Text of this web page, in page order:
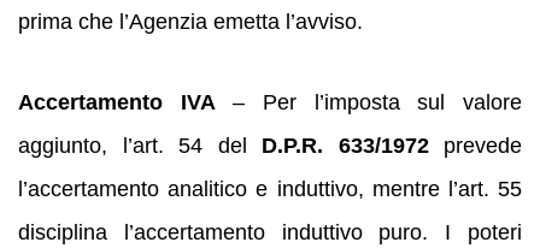
prima che l’Agenzia emetta l’avviso.
Accertamento IVA– Per l’imposta sul valore
aggiunto, l’art. 54 del D.P.R. 633/1972prevede
l’accertamento analitico e induttivo, mentre l’art. 55
disciplina l’accertamento induttivo puro. I poteri